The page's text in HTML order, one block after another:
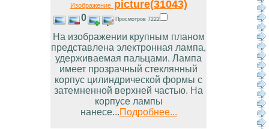
Изображениеpicture(31043)
0 Просмотров 7222
На изображении крупным планом
представлена электронная лампа,
удерживаемая пальцами. Лампа
имеет прозрачный стеклянный
корпус цилиндрической формы с
затемненной верхней частью. На
корпусе лампы
нанесе...Подробнее...